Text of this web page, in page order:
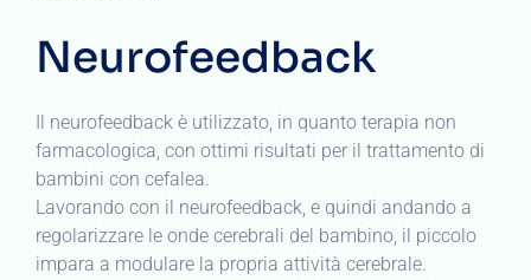
Neurofeedback
Il neurofeedback è utilizzato, in quanto terapia non
farmacologica, con ottimi risultati per il trattamento di
bambini con cefalea.
Lavorando con il neurofeedback, e quindi andando a
regolarizzare le onde cerebrali del bambino, il piccolo
impara a modulare la propria attività cerebrale.